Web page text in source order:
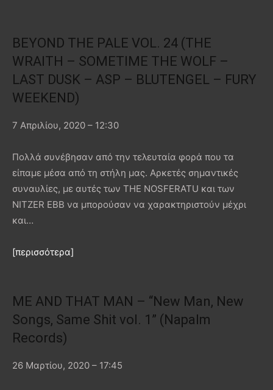
BEYOND THE PALE VOL. 24 (THE
WRAITH – SOMETIME THE WOLF –
LAST DUSK – ASP – BLUTENGEL – FURY
WEEKEND)
7 Απριλίου, 2020 – 12:30
Πολλά συνέβησαν από την τελευταία φορά που τα
είπαμε μέσα από τη στήλη μας. Αρκετές σημαντικές
συναυλίες, με αυτές των THE NOSFERATU και των
NITZER EBB να μπορούσαν να χαρακτηριστούν μέχρι
και…
[περισσότερα]
ME AND THAT MAN – “New Man, New
Songs, Same Shit vol. 1” (Napalm
Records)
26 Μαρτίου, 2020 – 17:45